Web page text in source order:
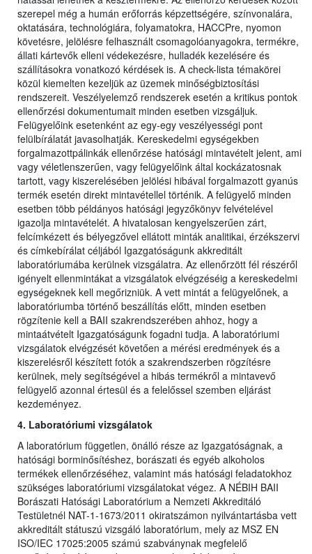
szerepel még a humán erőforrás képzettségére, színvonalára,
oktatására, technológiára, folyamatokra, HACCPre, nyomon
követésre, jelölésre felhasznált csomagolóanyagokra, termékre,
állati kártevők elleni védekezésre, hulladék kezelésére és
szállításokra vonatkozó kérdések is. A check-lista témakörei
közül kiemelten kezeljük az üzemek minőségbiztosítási
rendszereit. Veszélyelemző rendszerek esetén a kritikus pontok
ellenőrzési dokumentumait minden esetben vizsgáljuk.
Felügyelőink esetenként az egy-egy veszélyességi pont
felülbírálatát javasolhatják. Kereskedelmi egységekben
forgalmazottpálinkák ellenőrzése hatósági mintavételt jelent, ami
vagy véletlenszerűen, vagy felügyelőink által kockázatosnak
tartott, vagy kiszerelésében jelölési hibával forgalmazott gyanús
termék esetén direkt mintavétellel történik. A felügyelő minden
esetben több példányos hatósági jegyzőkönyv felvételével
igazolja mintavételét. A hivatalosan kengyelszerűen zárt,
felcímkézett és bélyegzővel ellátott minták analitikai, érzékszervi
és címkebírálat céljából Igazgatóságunk akkreditált
laboratóriumába kerülnek vizsgálatra. Az ellenőrzött fél részéről
igényelt ellenmintákat a vizsgálatok elvégzéséig a kereskedelmi
egységeknek kell megőrizniük. A vett mintát a felügyelőnek, a
laboratóriumba történő beszállítás előtt, minden esetben
rögzítenie kell a BAII szakrendszerében ahhoz, hogy a
mintaátvételt Igazgatóságunk fogadni tudja. A laboratóriumi
vizsgálatok elvégzését követően a mérési eredmények és a
kiszerelésről készített fotók a szakrendszerben rögzítésre
kerülnek, mely segítségével a hibás termékről a mintavevő
felügyelő azonnal értesül és a felelőssel szemben eljárást
kezdeményez.
4. Laboratóriumi vizsgálatok
A laboratórium független, önálló része az Igazgatóságnak, a
hatósági borminősítéshez, borászati és egyéb alkoholos
termékek ellenőrzéséhez, valamint más hatósági feladatokhoz
szükséges laboratóriumi vizsgálatokat végez. A NÉBIH BAII
Borászati Hatósági Laboratórium a Nemzeti Akkreditáló
Testületnél NAT-1-1673/2011 okiratszámon nyilvántartásba vett
akkreditált státuszú vizsgáló laboratórium, mely az MSZ EN
ISO/IEC 17025:2005 számú szabványnak megfelelő